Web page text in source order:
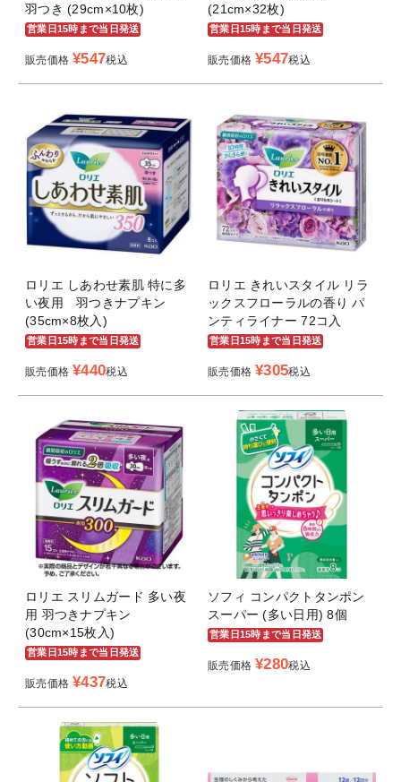
羽つき (29cm×10枚)
営業日15時まで当日発送
販売価格 ¥547税込
(21cm×32枚)
営業日15時まで当日発送
販売価格 ¥547税込
ロリエ しあわせ素肌 特に多
い夜用 羽つきナプキン
(35cm×8枚入)
営業日15時まで当日発送
販売価格 ¥440税込
ロリエ きれいスタイル リラ
ックスフローラルの香り パ
ンティライナー 72コ入
営業日15時まで当日発送
販売価格 ¥305税込
ロリエ スリムガード 多い夜
用 羽つきナプキン
(30cm×15枚入)
営業日15時まで当日発送
販売価格 ¥437税込
ソフィ コンパクトタンポン
スーパー (多い日用) 8個
営業日15時まで当日発送
販売価格 ¥280税込